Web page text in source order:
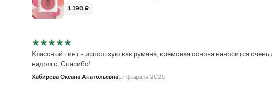
1 190 ₽
Классный тинт - использую как румяна, кремовая основа наносится очень
надолго. Спасибо!
Хабирова Оксана Анатольевна17 февраля 2025